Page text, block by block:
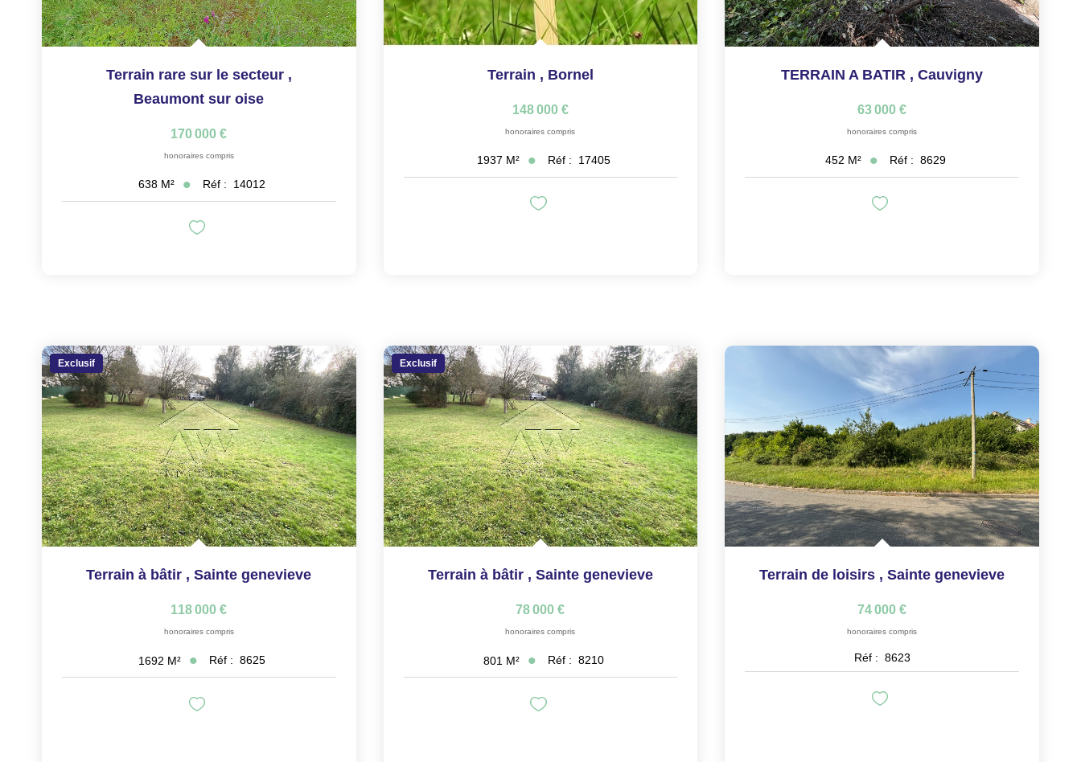
Terrain rare sur le secteur ,
Beaumont sur oise
170 000 €
honoraires compris
638 M² Réf : 14012
Terrain , Bornel
148 000 €
honoraires compris
1937 M² Réf : 17405
TERRAIN A BATIR ,Cauvigny
63 000 €
honoraires compris
452 M² Réf : 8629
Exclusif
Terrain à bâtir ,Sainte genevieve
118 000 €
honoraires compris
1692 M² Réf : 8625
Exclusif
Terrain à bâtir , Sainte genevieve
78 000 €
honoraires compris
801 M² Réf : 8210
Terrain de loisirs ,Sainte genevieve
74 000 €
honoraires compris
Réf : 8623